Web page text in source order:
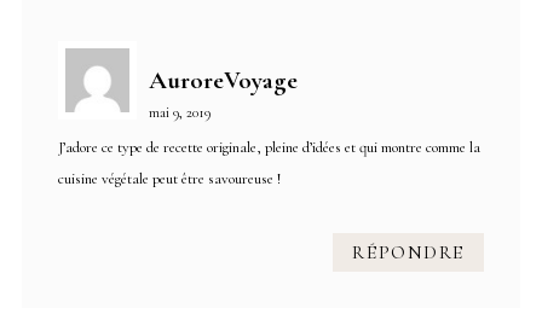
AuroreVoyage
mai 9, 2019
J’adore ce type de recette originale, pleine d’idées et qui montre comme la
cuisine végétale peut être savoureuse !
RÉPONDRE